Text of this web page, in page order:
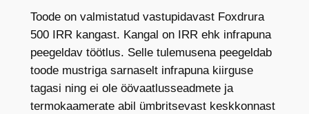
s
k
M
P
2
Toode on valmistatud vastupidavast Foxdrura
500 IRR kangast. Kangal on IRR ehk infrapuna
peegeldav töötlus. Selle tulemusena peegeldab
toode mustriga sarnaselt infrapuna kiirguse
tagasi ning ei ole öövaatlusseadmete ja
termokaamerate abil ümbritsevast keskkonnast